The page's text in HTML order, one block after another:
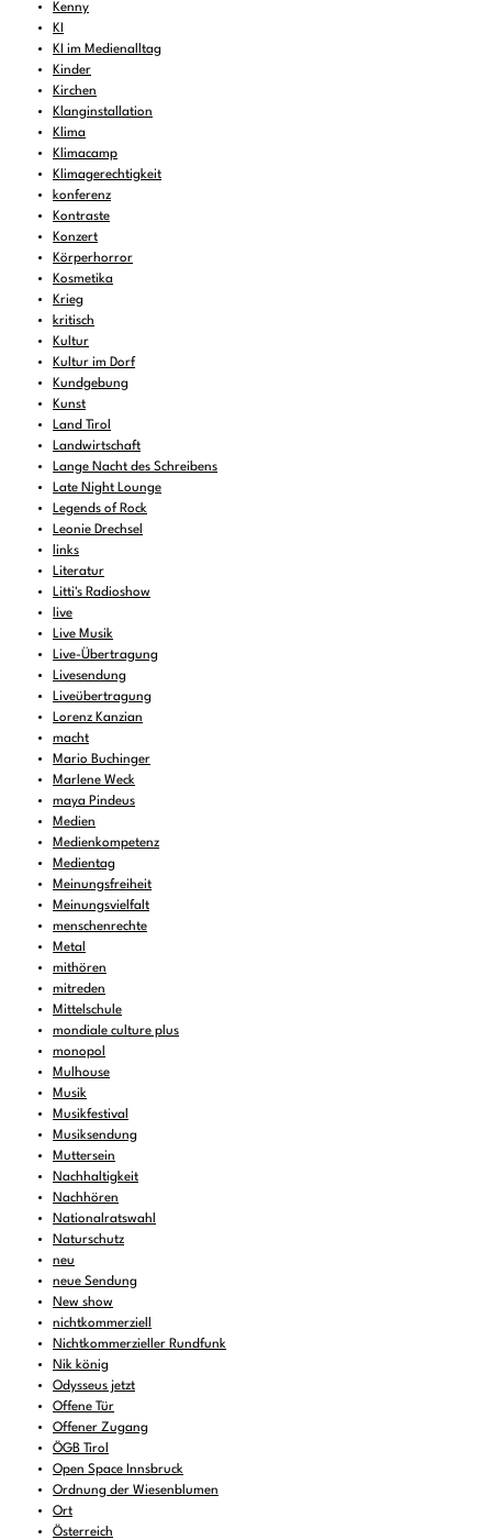
Kenny
KI
KI im Medienalltag
Kinder
Kirchen
Klanginstallation
Klima
Klimacamp
Klimagerechtigkeit
konferenz
Kontraste
Konzert
Körperhorror
Kosmetika
Krieg
kritisch
Kultur
Kultur im Dorf
Kundgebung
Kunst
Land Tirol
Landwirtschaft
Lange Nacht des Schreibens
Late Night Lounge
Legends of Rock
Leonie Drechsel
links
Literatur
Litti's Radioshow
live
Live Musik
Live-Übertragung
Livesendung
Liveübertragung
Lorenz Kanzian
macht
Mario Buchinger
Marlene Weck
maya Pindeus
Medien
Medienkompetenz
Medientag
Meinungsfreiheit
Meinungsvielfalt
menschenrechte
Metal
mithören
mitreden
Mittelschule
mondiale culture plus
monopol
Mulhouse
Musik
Musikfestival
Musiksendung
Muttersein
Nachhaltigkeit
Nachhören
Nationalratswahl
Naturschutz
neu
neue Sendung
New show
nichtkommerziell
Nichtkommerzieller Rundfunk
Nik könig
Odysseus jetzt
Offene Tür
Offener Zugang
ÖGB Tirol
Open Space Innsbruck
Ordnung der Wiesenblumen
Ort
Österreich